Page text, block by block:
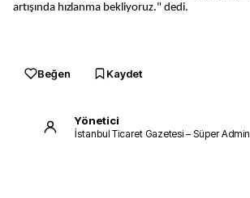
artışında hızlanma bekliyoruz." dedi.
Beğen Kaydet
Yönetici
İstanbul Ticaret Gazetesi – Süper Admin